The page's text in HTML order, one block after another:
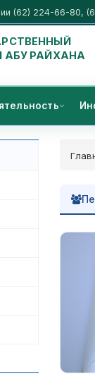
(62) 224-66-80,
АБУ РАЙХАНА